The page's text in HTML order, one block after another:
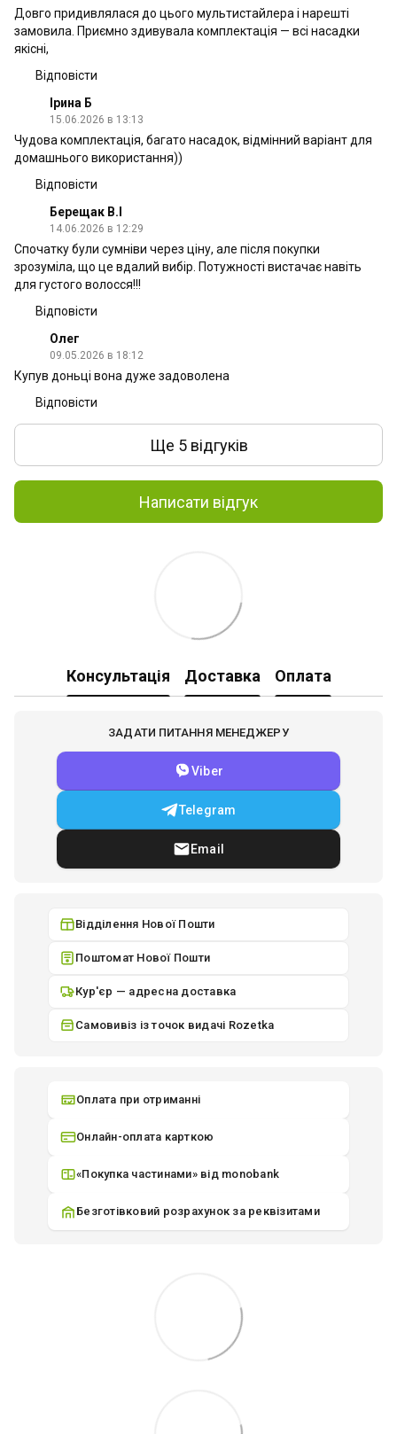
Довго придивлялася до цього мультистайлера і нарешті
замовила. Приємно здивувала комплектація — всі насадки
якісні,
Відповісти
Ірина Б
15.06.2026 в 13:13
Чудова комплектація, багато насадок, відмінний варіант для
домашнього використання))
Відповісти
Берещак В.І
14.06.2026 в 12:29
Спочатку були сумніви через ціну, але після покупки
зрозуміла, що це вдалий вибір. Потужності вистачає навіть
для густого волосся!!!
Відповісти
Олег
09.05.2026 в 18:12
Купув доньці вона дуже задоволена
Відповісти
Ще 5 відгуків
Написати відгук
Консультація Доставка Оплата
ЗАДАТИ ПИТАННЯ МЕНЕДЖЕРУ
Viber
Telegram
Email
Відділення Нової Пошти
Поштомат Нової Пошти
Кур'єр — адресна доставка
Самовивіз із точок видачі Rozetka
Оплата при отриманні
Онлайн-оплата карткою
«Покупка частинами» від monobank
Безготівковий розрахунок за реквізитами